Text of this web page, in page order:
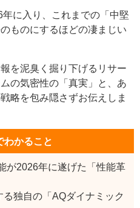
に入り、これまでの「中堅
ものにするほどの凄まじい
を泥臭く掘り下げるリサー
の気密性の「真実」と、あ
略を包み隠さずお伝えしま
わかること
が2026年に遂げた「性能革
独自の「AQダイナミック